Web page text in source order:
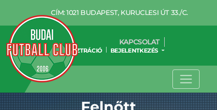
CÍM: 1021 BUDAPEST, KURUCLESI ÚT 33./C.
KAPCSOLAT
REGISZTRÁCIÓ BEJELENTKEZÉS